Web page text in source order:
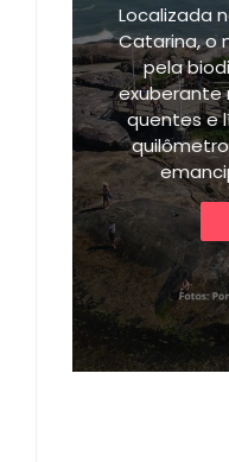
Localizada
Catarina, o
pela
exuberante
quentes e